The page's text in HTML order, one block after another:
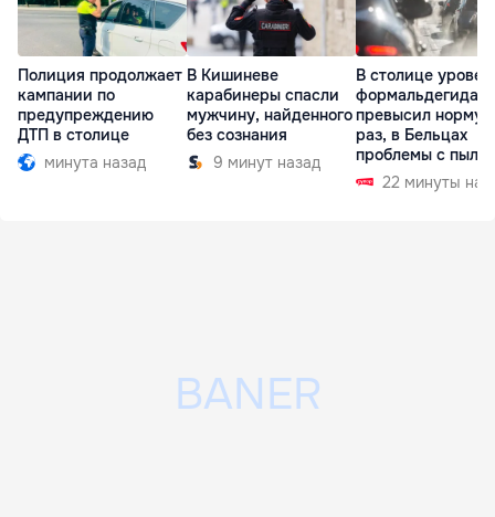
Полиция продолжает
кампании по
предупреждению
ДТП в столице
минута назад
В Кишиневе
карабинеры спасли
мужчину, найденного
без сознания
9 минут назад
В столице
формальдегида
превысил норму
раз, в Бельцах
проблемы с
22 минуты